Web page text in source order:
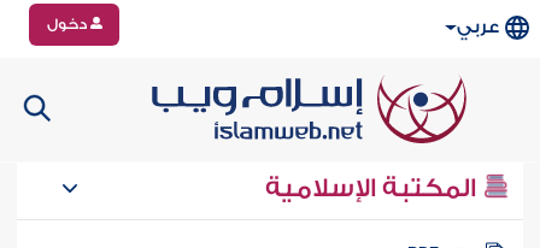
عربي دخول
المكتبة الإسلامية